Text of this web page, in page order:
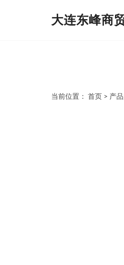
大连东峰商
当前位置： 首页 > 产